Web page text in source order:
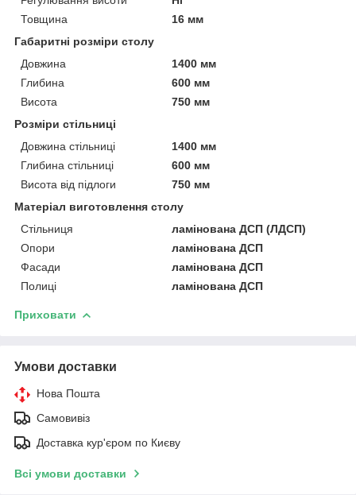
Товщина
16 мм
Габаритні розміри столу
Довжина
1400 мм
Глибина
600 мм
Висота
750 мм
Розміри стільниці
Довжина стільниці
1400 мм
Глибина стільниці
600 мм
Висота від підлоги
750 мм
Матеріал виготовлення столу
Стільниця
ламінована ДСП (ЛДСП)
Опори
ламінована ДСП
Фасади
ламінована ДСП
Полиці
ламінована ДСП
Приховати
Умови доставки
Нова Пошта
Самовивіз
Доставка кур'єром по Києву
Всі умови доставки